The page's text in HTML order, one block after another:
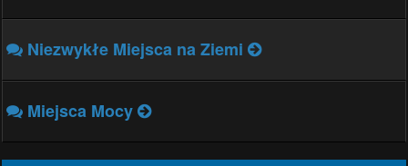
Niezwykłe Miejsca na Ziemi
Miejsca Mocy